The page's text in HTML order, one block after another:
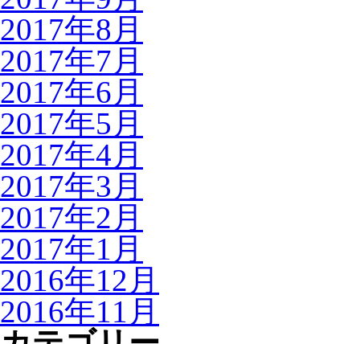
2017年8月
2017年7月
2017年6月
2017年5月
2017年4月
2017年3月
2017年2月
2017年1月
2016年12月
2016年11月